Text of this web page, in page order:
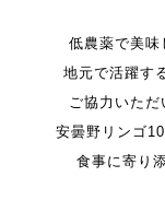
低農薬で美味
地元で活躍す
ご協力いただ
安曇野リンゴ
食事に寄り